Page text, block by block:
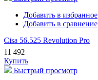
Добавить в избранное
Добавить в сравнение
Cisa 56.525 Revolution Pro
11 492
Купить
Быстрый просмотр